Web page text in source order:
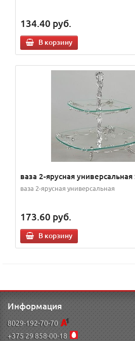
134.40 руб.
В корзину
ваза 2-ярусная универсальная
ваза 2-ярусная универсальная
173.60 руб.
В корзину
Информация
8029-192-70-70
+375 29 858-00-18